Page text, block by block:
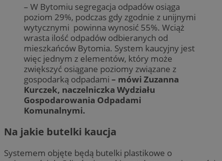
– W Bytomiu segregacja odpadów osiąga
poziom 29%, podczas gdy zgodnie z unijnymi
wytycznymi powinna wynosić 55%. Wciąż
wrasta ilość odpadów odbieranych od
mieszkańców Bytomia. System kaucyjny jest
więc jednym z elementów, który może
zwiększyć osiągane poziomy związane z
gospodarką odpadami – mówi Zuzanna
Kurczek, naczelniczka Wydziału
Gospodarowania Odpadami
Komunalnymi.
Na jakie butelki kaucja
Systemem objęte będą butelki plastikowe o